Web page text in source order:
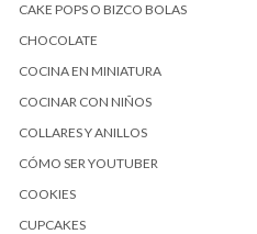
CAKE POPS O BIZCO BOLAS
CHOCOLATE
COCINA EN MINIATURA
COCINAR CON NIÑOS
COLLARES Y ANILLOS
CÓMO SER YOUTUBER
COOKIES
CUPCAKES